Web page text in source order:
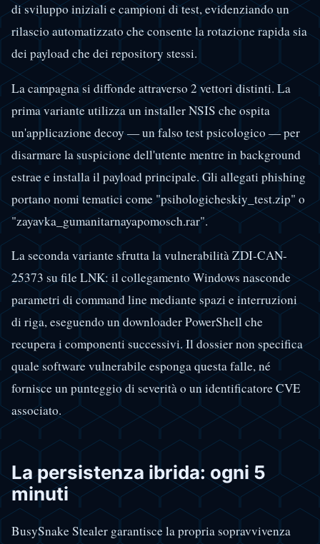
di sviluppo iniziali e campioni di test, evidenziando un
rilascio automatizzato che consente la rotazione rapida sia
dei payload che dei repository stessi.
La campagna si diffonde attraverso 2 vettori distinti. La
prima variante utilizza un installer NSIS che ospita
un'applicazione decoy — un falso test psicologico — per
disarmare la suspicione dell'utente mentre in background
estrae e installa il payload principale. Gli allegati phishing
portano nomi tematici come "psihologicheskiy_test.zip" o
"zayavka_gumanitarnayapomosch.rar".
La seconda variante sfrutta la vulnerabilità ZDI-CAN-
25373 su file LNK: il collegamento Windows nasconde
parametri di command line mediante spazi e interruzioni
di riga, eseguendo un downloader PowerShell che
recupera i componenti successivi. Il dossier non specifica
quale software vulnerabile esponga questa falle, né
fornisce un punteggio di severità o un identificatore CVE
associato.
La persistenza ibrida: ogni 5
minuti
BusySnake Stealer garantisce la propria sopravvivenza